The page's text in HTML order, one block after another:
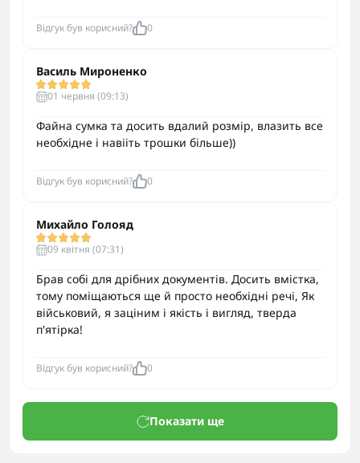
Відгук був корисний? 0
Василь Мироненко
01 червня (09:13)
Файна сумка та досить вдалий розмір, влазить все
необхідне і навііть трошки більше))
Відгук був корисний? 0
Михайло Голояд
09 квітня (07:31)
Брав собі для дрібних документів. Досить вмістка,
тому поміщаються ще й просто необхідні речі, Як
військовий, я заціним і якість і вигляд, тверда
п'ятірка!
Відгук був корисний? 0
Показати ще